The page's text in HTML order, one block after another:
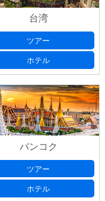
台湾
ツアー
ホテル
バンコク
ツアー
ホテル